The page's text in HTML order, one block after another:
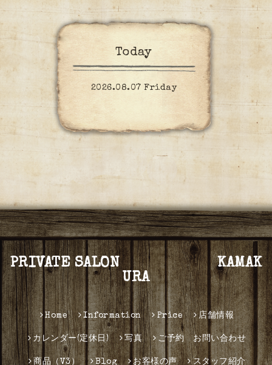
Today
2026.08.07 Friday
PRIVATE SALON KAMAK
URA
Home Information Price 店舗情報
カレンダー(定休日) 写真 ご予約 お問い合わせ
商品（V3） Blog お客様の声 スタッフ紹介